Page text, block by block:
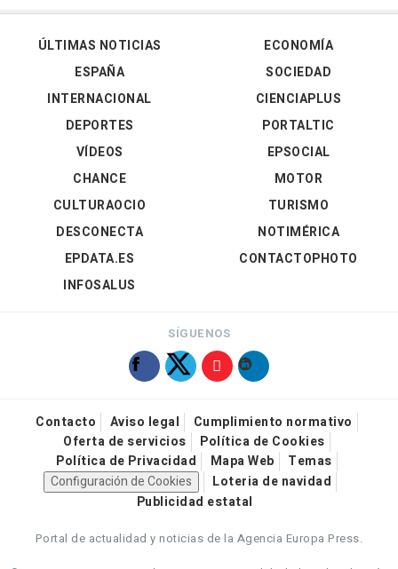
ÚLTIMAS NOTICIAS
ESPAÑA
INTERNACIONAL
DEPORTES
VÍDEOS
ECONOMÍA
SOCIEDAD
CIENCIAPLUS
PORTALTIC
EPSOCIAL
CHANCE
CULTURAOCIO
DESCONECTA
EPDATA.ES
INFOSALUS
MOTOR
TURISMO
NOTIMÉRICA
CONTACTOPHOTO
SÍGUENOS
Contacto Aviso legal
Cumplimiento normativo
Oferta de servicios
Política de Cookies
Política de Privacidad
Mapa Web
Temas
Configuración de Cookies
Loteria de navidad
Publicidad estatal
Portal de actualidad y noticias de la Agencia Europa Press.